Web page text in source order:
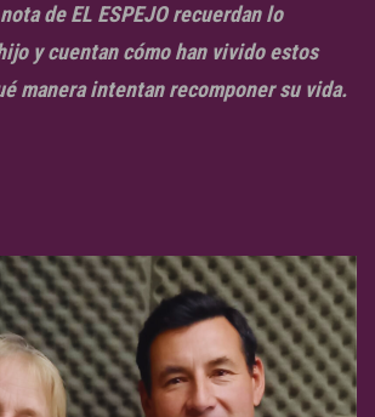
de EL ESPEJO recuerdan lo
y cuentan cómo han vivido estos
manera intentan recomponer su vida.